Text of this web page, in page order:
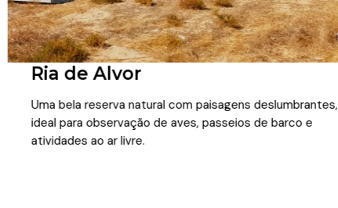
Ria de Alvor
Uma bela reserva natural com paisagens deslumbrantes,
ideal para observação de aves, passeios de barco e
atividades ao ar livre.